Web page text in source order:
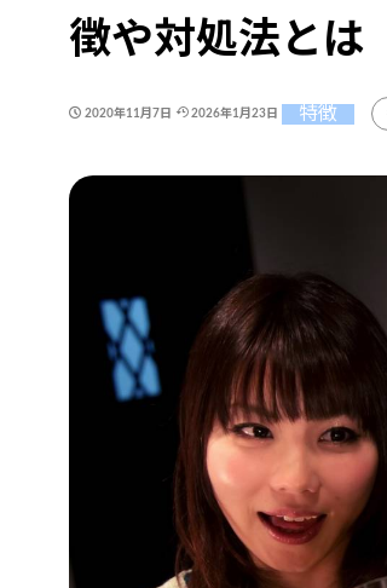
徴や対処法とは
2020年11月7日 2026年1月23日 特徴